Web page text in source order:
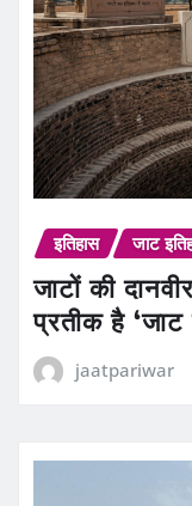
इतिहास जाट
जाटों की
प्रतीक है
jaatpariwar